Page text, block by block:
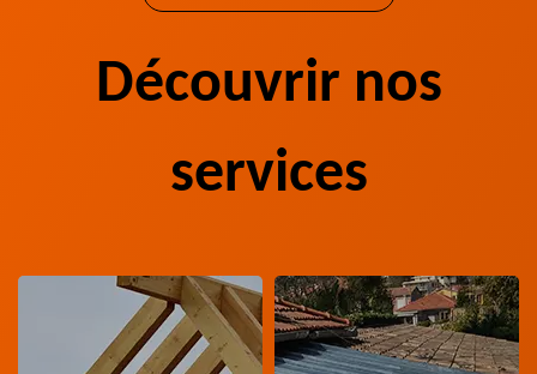
Découvrir nos
services